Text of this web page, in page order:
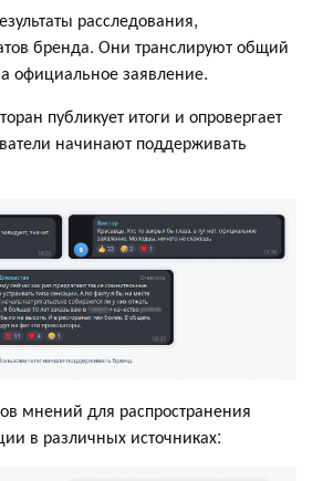
расследования,
бренда. Они транслируют общий
официальное заявление.
публикует итоги и опровергает
начинают поддерживать
мнений для распространения
в различных источниках: